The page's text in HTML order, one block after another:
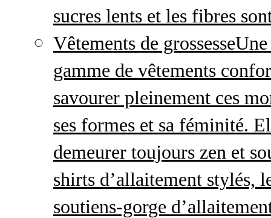
sucres lents et les fibres
Vêtements de grossesseUne
gamme de vêtements
savourer pleinement ces
ses formes et sa féminité.
demeurer toujours zen et
shirts d’allaitement stylés,
soutiens-gorge